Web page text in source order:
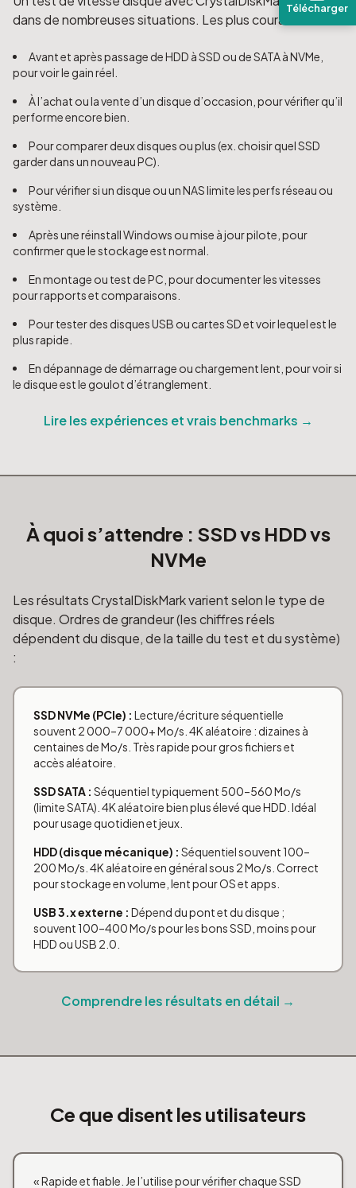
Télécharger
dans de nombreuses situations. Les plus courantes :
Avant et après passage de HDD à SSD ou de SATA à NVMe,
pour voir le gain réel.
À l’achat ou la vente d’un disque d’occasion, pour vérifier qu’il
performe encore bien.
Pour comparer deux disques ou plus (ex. choisir quel SSD
garder dans un nouveau PC).
Pour vérifier si un disque ou un NAS limite les perfs réseau ou
système.
Après une réinstall Windows ou mise à jour pilote, pour
confirmer que le stockage est normal.
En montage ou test de PC, pour documenter les vitesses
pour rapports et comparaisons.
Pour tester des disques USB ou cartes SD et voir lequel est le
plus rapide.
En dépannage de démarrage ou chargement lent, pour voir si
le disque est le goulot d’étranglement.
Lire les expériences et vrais benchmarks →
À quoi s’attendre : SSD vs HDD vs
NVMe
Les résultats CrystalDiskMark varient selon le type de
disque. Ordres de grandeur (les chiffres réels
dépendent du disque, de la taille du test et du système)
:
SSD NVMe (PCIe) : Lecture/écriture séquentielle
souvent 2 000–7 000+ Mo/s. 4K aléatoire : dizaines à
centaines de Mo/s. Très rapide pour gros fichiers et
accès aléatoire.
SSD SATA : Séquentiel typiquement 500–560 Mo/s
(limite SATA). 4K aléatoire bien plus élevé que HDD. Idéal
pour usage quotidien et jeux.
HDD (disque mécanique) : Séquentiel souvent 100–
200 Mo/s. 4K aléatoire en général sous 2 Mo/s. Correct
pour stockage en volume, lent pour OS et apps.
USB 3.x externe : Dépend du pont et du disque ;
souvent 100–400 Mo/s pour les bons SSD, moins pour
HDD ou USB 2.0.
Comprendre les résultats en détail →
Ce que disent les utilisateurs
« Rapide et fiable. Je l’utilise pour vérifier chaque SSD